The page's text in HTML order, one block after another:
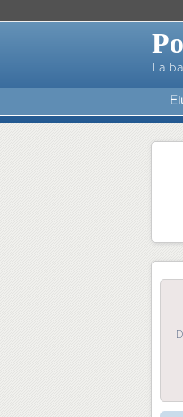
La